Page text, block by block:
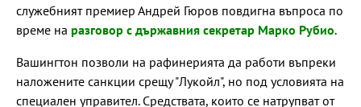
служебният премиер Андрей Гюров повдигна въпроса по
време на разговор с държавния секретар Марко Рубио.
Вашингтон позволи на рафинерията да работи въпреки
наложените санкции срещу "Лукойл", но под условията на
специален управител. Средствата, които се натрупват от